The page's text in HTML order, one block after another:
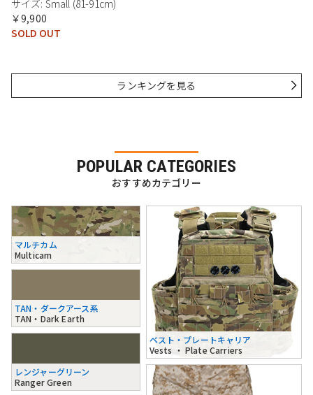
サイズ: Small (81-91cm)
￥9,900
SOLD OUT
ランキングを見る
POPULAR CATEGORIES
おすすめカテゴリー
マルチカム
Multicam
TAN・ダークアース系
TAN・Dark Earth
レンジャーグリーン
Ranger Green
ベスト・プレートキャリア
Vests ・ Plate Carriers